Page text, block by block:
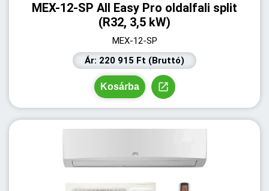
MEX-12-SP All Easy Pro oldalfali split
(R32, 3,5 kW)
MEX-12-SP
Ár: 220 915 Ft (Bruttó)
Kosárba